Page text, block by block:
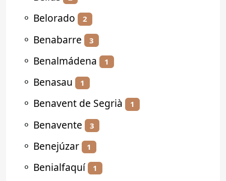
⚬ Belorado 2
⚬ Benabarre 3
⚬ Benalmádena 1
⚬ Benasau 1
⚬ Benavent de Segrià 1
⚬ Benavente 3
⚬ Benejúzar 1
⚬ Benialfaquí 1